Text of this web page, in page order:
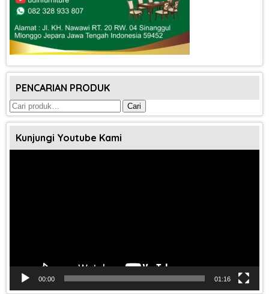
PENCARIAN PRODUK
Pencarian
untuk:
Cari
Kunjungi Youtube Kami
00:00 01:16